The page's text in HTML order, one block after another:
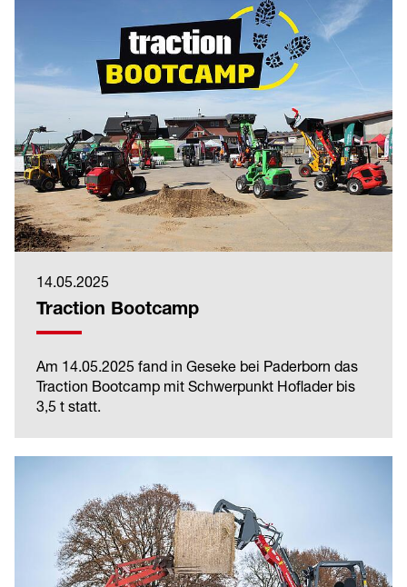
14.05.2025
Traction Bootcamp
Am 14.05.2025 fand in Geseke bei Paderborn das
Traction Bootcamp mit Schwerpunkt Hoflader bis
3,5 t statt.